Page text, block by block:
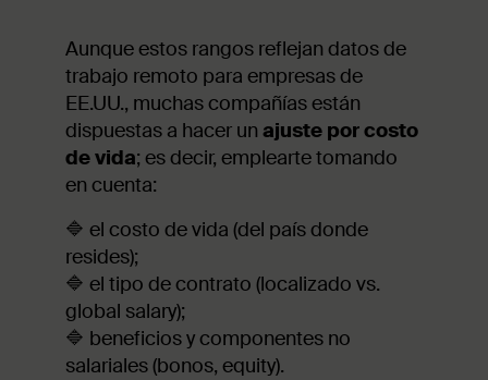
Aunque estos rangos reflejan datos de
trabajo remoto para empresas de
EE.UU., muchas compañías están
dispuestas a hacer un ajuste por costo
de vida; es decir, emplearte tomando
en cuenta:
🔷 el costo de vida (del país donde
resides);
🔷 el tipo de contrato (localizado vs.
global salary);
🔷 beneficios y componentes no
salariales (bonos, equity).